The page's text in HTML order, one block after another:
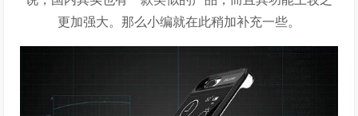
更加强大。那么小编就在此稍加补充一些。